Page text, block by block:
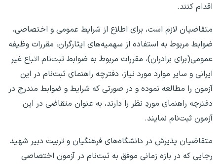
اقدام کنند.
متقاضیان لازم است، برای اطلاع از شرایط عمومی و اختصاصی،
ضوابط مربوط به استفاده از سهمیه‌های ایثارگران، مقررات وظیفه
عمومی(برای برادران)، مقررات مربوط به ضوابط ثبت‌نام اتباع غیر
ایرانی و سایر موارد مورد نیاز، دفترچه راهنمای ثبت‌نام در این
آزمون را مطالعه نموده و در صورتی که شرایط و ضوابط مندرج در
دفترچه راهنمای موردِ نظر را دارند، به عنوان متقاضی در این
آزمون ثبت‌نام نمایند.
متقاضیان پذیرش در دانشگاه‌های فرهنگیان و تربیت دبیر شهید
رجایی که در بازه زمانی موفق به ثبت‌نام در آزمون اختصاصی